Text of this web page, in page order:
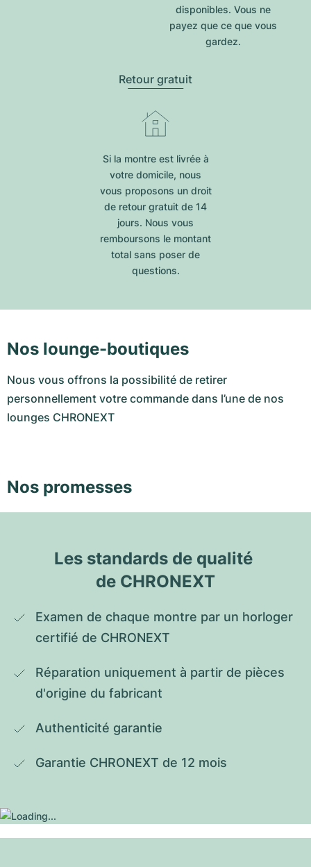
disponibles. Vous ne
payez que ce que vous
gardez.
Retour gratuit
Si la montre est livrée à
votre domicile, nous
vous proposons un droit
de retour gratuit de 14
jours. Nous vous
remboursons le montant
total sans poser de
questions.
Nos lounge-boutiques
Nous vous offrons la possibilité de retirer
personnellement votre commande dans l’une de nos
lounges CHRONEXT
Nos promesses
Les standards de qualité
de CHRONEXT
Examen de chaque montre par un horloger
certifié de CHRONEXT
Réparation uniquement à partir de pièces
d'origine du fabricant
Authenticité garantie
Garantie CHRONEXT de 12 mois